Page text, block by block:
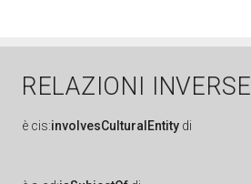
RELAZIONI INVERSE
è cis:involvesCulturalEntity di